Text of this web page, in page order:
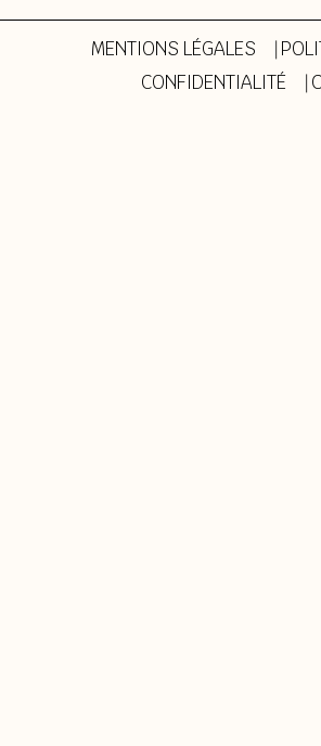
MENTIONS LÉGALES ⎹
CONFIDENTIALITÉ ⎹